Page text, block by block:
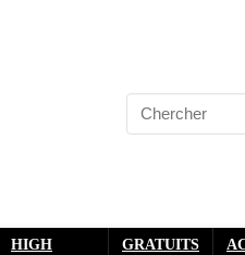
HIGH
GRATUITS